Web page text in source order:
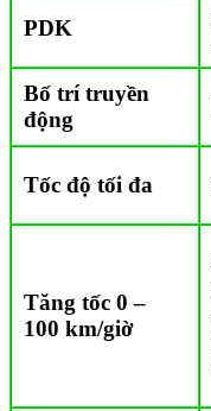
PDK
Bố trí truyền
động
Tốc độ tối đa
Tăng tốc 0 –
100 km/giờ